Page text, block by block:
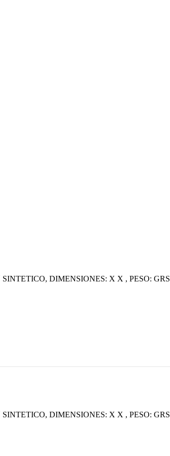
DIMENSIONES: X X , PESO: GRS
DIMENSIONES: X X , PESO: GRS